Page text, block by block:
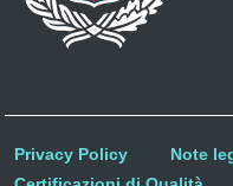
Privacy Policy
Note